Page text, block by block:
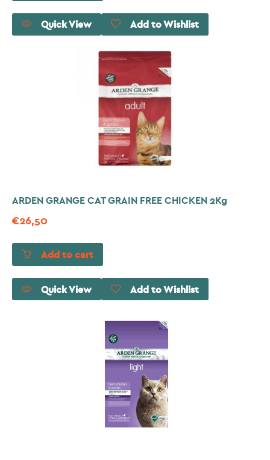
Quick View Add to Wishlist
ARDEN GRANGE CAT GRAIN FREE CHICKEN 2Kg
€26,50
Add to cart
Quick View Add to Wishlist